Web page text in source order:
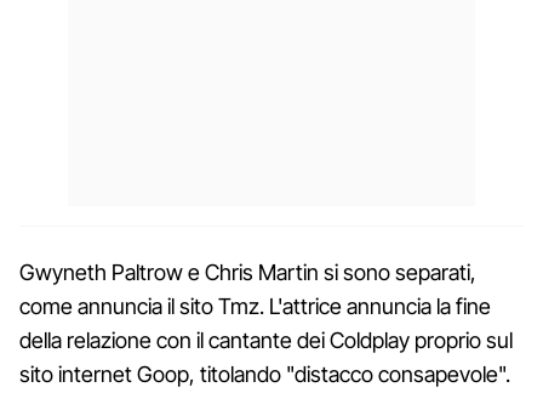
Gwyneth Paltrow e Chris Martin si sono separati,
come annuncia il sito Tmz. L'attrice annuncia la fine
della relazione con il cantante dei Coldplay proprio sul
sito internet Goop, titolando "distacco consapevole".